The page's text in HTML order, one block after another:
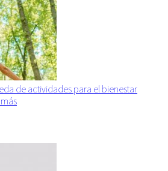
de actividades para el bienestar